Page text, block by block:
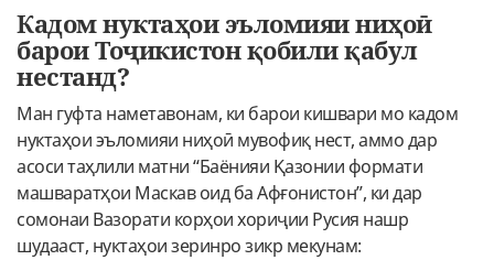
Кадом нуктаҳои эъломияи ниҳоӣ
барои Тоҷикистон қобили қабул
нестанд?
Ман гуфта наметавонам, ки барои кишвари мо кадом
нуктаҳои эъломияи ниҳоӣ мувофиқ нест, аммо дар
асоси таҳлили матни “Баёнияи Қазонии формати
машваратҳои Маскав оид ба Афғонистон”, ки дар
сомонаи Вазорати корҳои хориҷии Русия нашр
шудааст, нуктаҳои зеринро зикр мекунам: